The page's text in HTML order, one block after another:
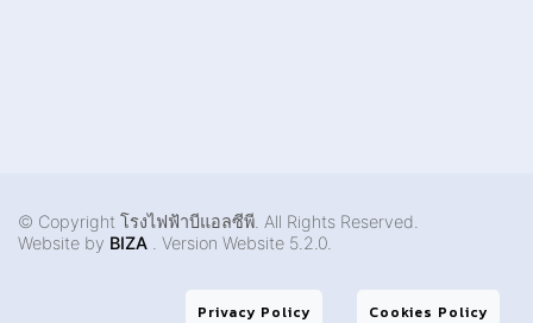
© Copyright โรงไฟฟ้าบีแอลซีพี. All Rights Reserved.
Website by BIZA . Version Website 5.2.0.
Privacy Policy Cookies Policy